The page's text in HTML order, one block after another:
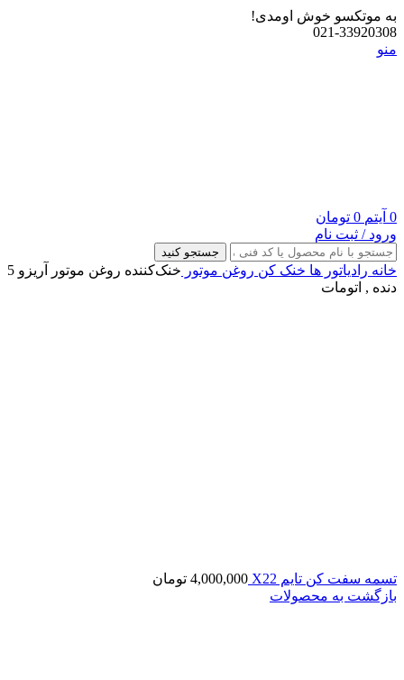
به موتکسو خوش اومدی!
021-33920308
منو
0 آیتم 0 تومان
ورود / ثبت نام
جستجو کنید
خانه رادیاتور ها خنک کن روغن موتور
خنک‌کننده روغن موتور آریزو 5
دنده , اتومات
تسمه سفت کن تایم X22 4,000,000 تومان
بازگشت به محصولات